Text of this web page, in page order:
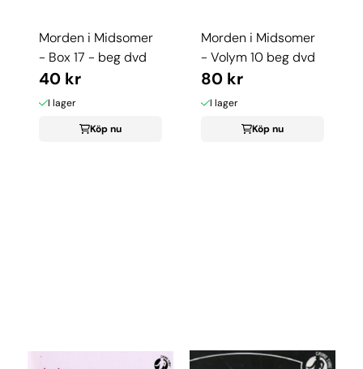
Morden i Midsomer
- Box 17 - beg dvd
40 kr
I lager
Köp nu
Morden i Midsomer
- Volym 10 beg dvd
80 kr
I lager
Köp nu